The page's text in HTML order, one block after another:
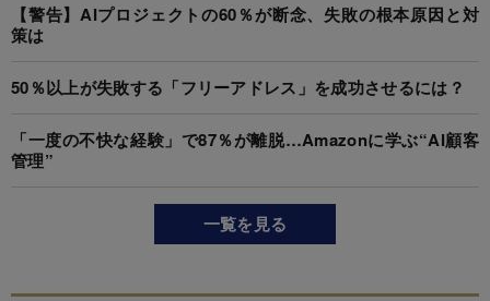
【警告】AIプロジェクトの60％が断念、失敗の根本原因と対
策は
50％以上が失敗する「フリーアドレス」を成功させるには？
「一度の不快な経験」で87％が離脱…Amazonに学ぶ“AI顧客
管理”
一覧を見る